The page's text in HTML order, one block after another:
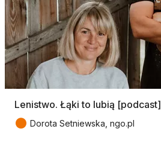
Lenistwo. Łąki to lubią [podcast]
● Dorota Setniewska, ngo.pl